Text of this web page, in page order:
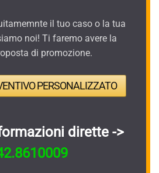
il tuo caso o la tua
noi! Ti faremo avere la
di promozione.
PERSONALIZZATO
dirette ->